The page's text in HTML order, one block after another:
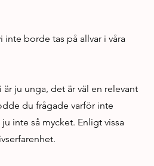
borde tas på allvar i våra
ju unga, det är väl en relevant
du frågade varför inte
inte så mycket. Enligt vissa